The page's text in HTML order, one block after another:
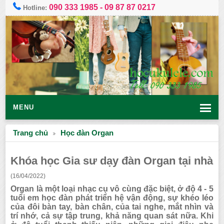
Hotline:090 333 1985 -09 87 87 0217
MENU
Trang chủ Học đàn Organ
Khóa học Gia sư dạy đàn Organ tại nhà
(16/04/2022)
Organ là một loại nhạc cụ vô cùng đặc biệt, ở độ 4 - 5
tuổi em học đàn phát triển hệ vận động, sự khéo léo
của đôi bàn tay, bàn chân, của tai nghe, mắt nhìn và
trí nhớ, cả sự tập trung, khả năng quan sát nữa. Khi